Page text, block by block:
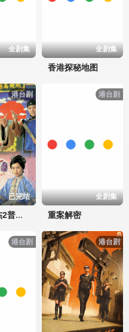
全剧集 全剧集
香港探秘地图
港台剧
已完结
状王宋世杰2普通话
港台剧
全剧集
重案解密
港台剧 港台剧